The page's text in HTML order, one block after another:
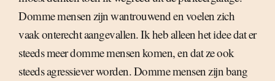
Domme mensen zijn wantrouwend en voelen zich
vaak onterecht aangevallen. Ik heb alleen het idee dat er
steeds meer domme mensen komen, en dat ze ook
steeds agressiever worden. Domme mensen zijn bang